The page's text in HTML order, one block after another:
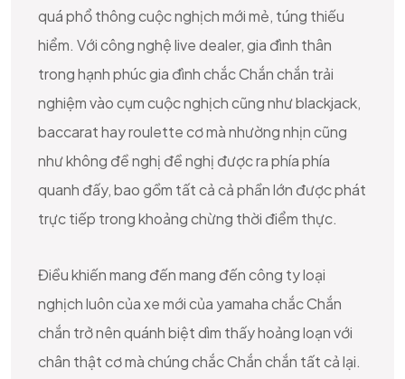
quá phổ thông cuộc nghịch mới mẻ, túng thiếu
hiểm. Với công nghệ live dealer, gia đình thân
trong hạnh phúc gia đình chắc Chắn chắn trải
nghiệm vào cụm cuộc nghịch cũng như blackjack,
baccarat hay roulette cơ mà nhường nhịn cũng
như không đề nghị đề nghị được ra phía phía
quanh đấy, bao gồm tất cả cả phần lớn được phát
trực tiếp trong khoảng chừng thời điểm thực.
Điều khiến mang đến mang đến công ty loại
nghịch luôn của xe mới của yamaha chắc Chắn
chắn trở nên quánh biệt dìm thấy hoảng loạn với
chân thật cơ mà chúng chắc Chắn chắn tất cả lại.